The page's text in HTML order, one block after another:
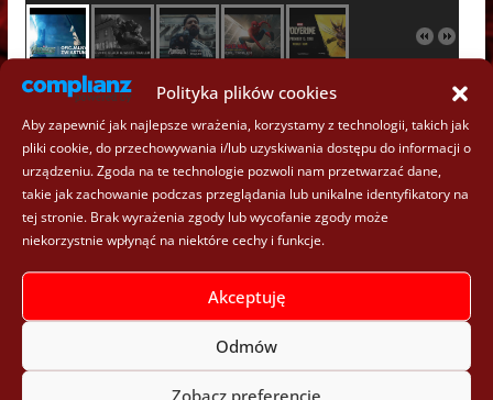
Polityka plików cookies
Aby zapewnić jak najlepsze wrażenia, korzystamy z technologii, takich jak
pliki cookie, do przechowywania i/lub uzyskiwania dostępu do informacji o
urządzeniu. Zgoda na te technologie pozwoli nam przetwarzać dane,
takie jak zachowanie podczas przeglądania lub unikalne identyfikatory na
tej stronie. Brak wyrażenia zgody lub wycofanie zgody może
niekorzystnie wpłynąć na niektóre cechy i funkcje.
Akceptuję
Odmów
Facebook: